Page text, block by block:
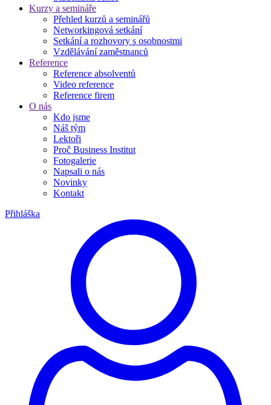
Kurzy a semináře
Přehled kurzů a seminářů
Networkingová setkání
Setkání a rozhovory s osobnostmi
Vzdělávání zaměstnanců
Reference
Reference absolventů
Video reference
Reference firem
O nás
Kdo jsme
Náš tým
Lektoři
Proč Business Institut
Fotogalerie
Napsali o nás
Novinky
Kontakt
Přihláška